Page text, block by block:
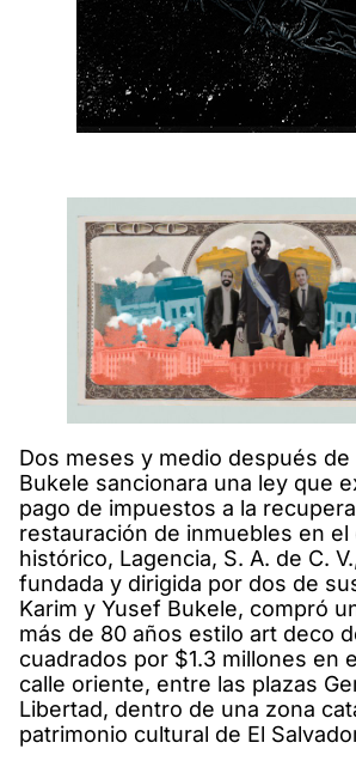
Dos meses y medio después de
Bukele sancionara una ley que
pago de impuestos a la
restauración de inmuebles en el
histórico, Lagencia, S. A. de C.
fundada y dirigida por dos de
Karim y Yusef Bukele, compró
más de 80 años estilo art deco
cuadrados por $1.3 millones en
calle oriente, entre las plazas
Libertad, dentro de una zona
patrimonio cultural de El